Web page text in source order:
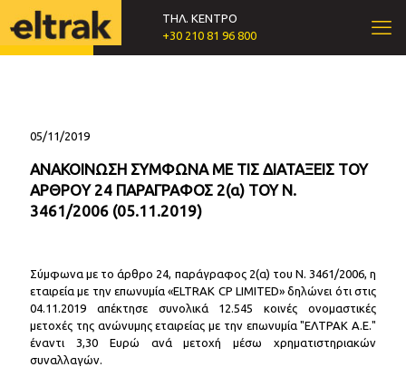
ΤΗΛ. ΚΕΝΤΡΟ
+30 210 81 96 800
05/11/2019
ΑΝΑΚΟΙΝΩΣΗ ΣΥΜΦΩΝΑ ΜΕ ΤΙΣ ΔΙΑΤΑΞΕΙΣ ΤΟΥ
ΑΡΘΡΟY 24 ΠΑΡΑΓΡΑΦΟΣ 2(α) ΤΟΥ Ν.
3461/2006 (05.11.2019)
Σύμφωνα με το άρθρο 24, παράγραφος 2(α) του Ν. 3461/2006, η
εταιρεία με την επωνυμία «ELTRAK CP LIMITED» δηλώνει ότι στις
04.11.2019 απέκτησε συνολικά 12.545 κοινές ονομαστικές
μετοχές της ανώνυμης εταιρείας με την επωνυμία "ΕΛΤΡΑΚ Α.Ε."
έναντι 3,30 Ευρώ ανά μετοχή μέσω χρηματιστηριακών
συναλλαγών.